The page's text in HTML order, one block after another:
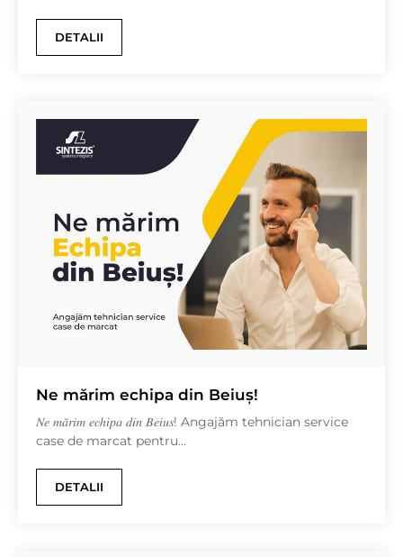
DETALII
Ne mărim echipa din Beiuș!
𝑁𝑒 𝑚𝑎̆𝑟𝑖𝑚 𝑒𝑐ℎ𝑖𝑝𝑎 𝑑𝑖𝑛 𝐵𝑒𝑖𝑢𝑠! Angajăm tehnician service
case de marcat pentru...
DETALII